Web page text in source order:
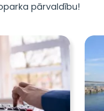
pārvaldību!